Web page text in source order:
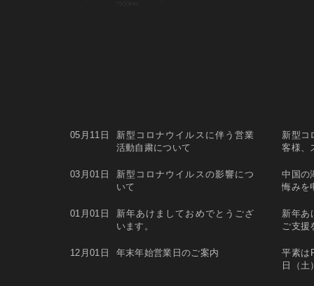
05月11日
新型コロナウイルスに伴う営業
活動自粛について
新型コ
客様、
03月01日
新型コロナウイルスの影響につ
いて
中国の
悔みを
01月01日
新年あけましておめでとうござ
います。
新年あ
ご支援
12月01日 年末年始営業日のご案内
平素は
日（土